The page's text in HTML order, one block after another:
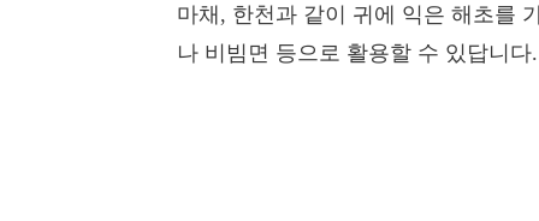
마채, 한천과 같이 귀에 익은 해초를
나 비빔면 등으로 활용할 수 있답니